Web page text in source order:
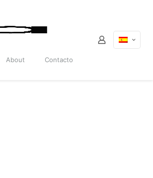
About Contacto